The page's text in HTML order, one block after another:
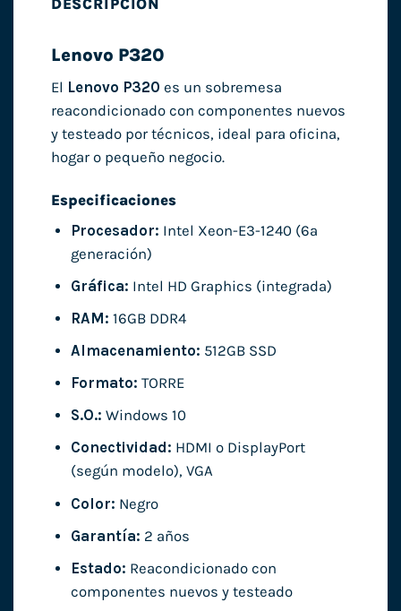
DESCRIPCIÓN
Lenovo P320
El Lenovo P320 es un sobremesa
reacondicionado con componentes nuevos
y testeado por técnicos, ideal para oficina,
hogar o pequeño negocio.
Especificaciones
Procesador: Intel Xeon-E3-1240 (6ª
generación)
Gráfica: Intel HD Graphics (integrada)
RAM: 16GB DDR4
Almacenamiento: 512GB SSD
Formato: TORRE
S.O.: Windows 10
Conectividad: HDMI o DisplayPort
(según modelo), VGA
Color: Negro
Garantía: 2 años
Estado: Reacondicionado con
componentes nuevos y testeado